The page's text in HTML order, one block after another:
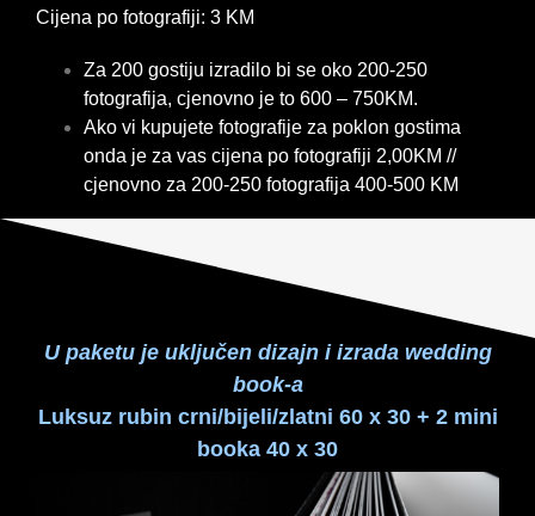
Cijena po fotografiji: 3 KM
Za 200 gostiju izradilo bi se oko 200-250
fotografija, cjenovno je to 600 – 750KM.
Ako vi kupujete fotografije za poklon gostima
onda je za vas cijena po fotografiji 2,00KM //
cjenovno za 200-250 fotografija 400-500 KM
U paketu je uključen dizajn i izrada wedding
book-a
Luksuz rubin crni/bijeli/zlatni 60 x 30 + 2 mini
booka 40 x 30